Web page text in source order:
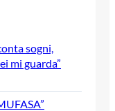
sogni,
mi guarda”